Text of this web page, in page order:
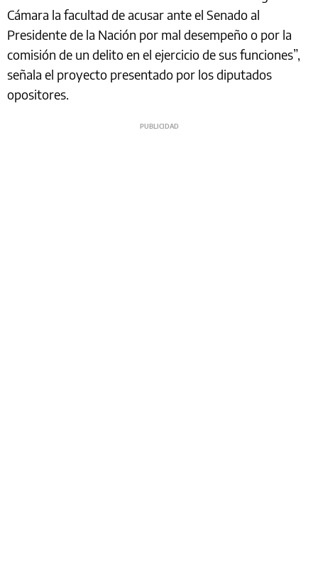
Cámara la facultad de acusar ante el Senado al
Presidente de la Nación por mal desempeño o por la
comisión de un delito en el ejercicio de sus funciones”,
señala el proyecto presentado por los diputados
opositores.